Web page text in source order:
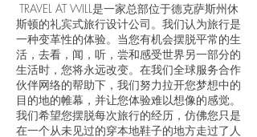
TRAVEL AT WILL是一家总部位于德克萨斯州休
斯顿的礼宾式旅行设计公司。我们认为旅行是
一种变革性的体验。当您有机会摆脱平常的生
活，去看，闻，听，尝和感受世界另一部分的
生活时，您将永远改变。在我们全球服务合作
伙伴网络的帮助下，我们努力拉开您梦想中的
目的地的帷幕，并让您体验难以想像的感觉。
我们希望您摆脱每次旅行的经历，仿佛您只是
在一个从未见过的穿本地鞋子的地方走过了人